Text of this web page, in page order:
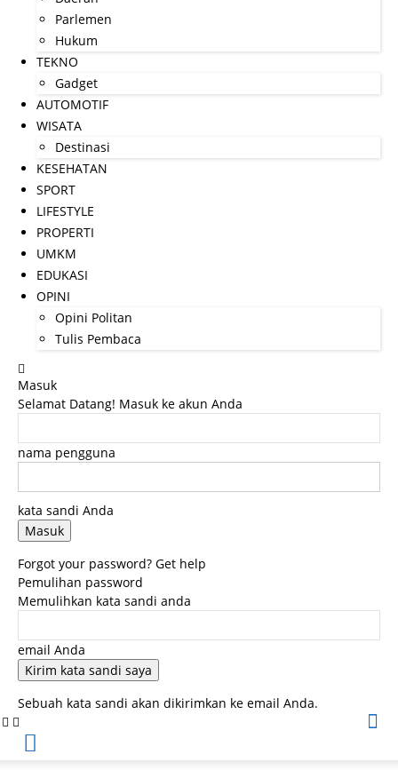
Parlemen
Hukum
TEKNO
Gadget
AUTOMOTIF
WISATA
Destinasi
KESEHATAN
SPORT
LIFESTYLE
PROPERTI
UMKM
EDUKASI
OPINI
Opini Politan
Tulis Pembaca
Masuk
Selamat Datang! Masuk ke akun Anda
nama pengguna
kata sandi Anda
Forgot your password? Get help
Pemulihan password
Memulihkan kata sandi anda
email Anda
Sebuah kata sandi akan dikirimkan ke email Anda.